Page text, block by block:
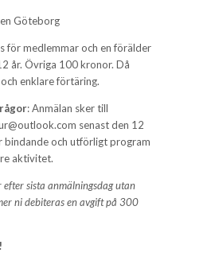
Göteborg
för medlemmar och en förälder
år. Övriga 100 kronor. Då
enklare förtäring.
: Anmälan sker till
senast den 12
bindande och utförligt program
aktivitet.
efter sista anmälningsdag utan
ni debiteras en avgift på 300